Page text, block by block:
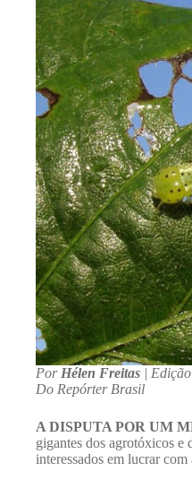
Por Hélen Freitas | Edição
Do Repórter Brasil
A DISPUTA POR UM
gigantes dos agrotóxicos e
interessados em lucrar